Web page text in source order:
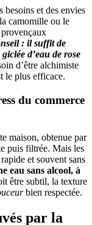
besoins et des envies
camomille ou le
: il suffit de
d’eau de rose
d’être alchimiste
le plus efficace.
du commerce
maison, obtenue par
puis filtrée. Mais les
et souvent sans
eau sans alcool, à
être subtil, la texture
bien respectée.
par la